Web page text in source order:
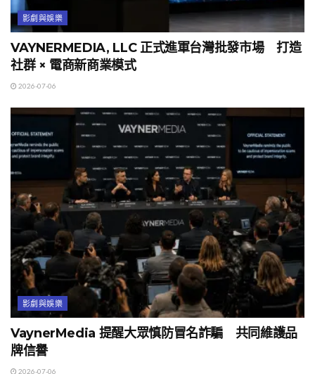
影劇與娛樂
VAYNERMEDIA, LLC 正式進軍台灣批發市場 打造
社群 × 電商新商業模式
2026-07-06
影劇與娛樂
VaynerMedia 提醒大眾慎防冒名詐騙 共同維護品
牌信譽
2026-07-06